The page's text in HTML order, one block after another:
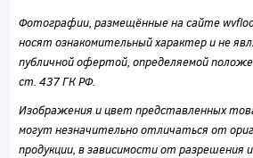
Фотографии, размещённые на сайте
носят ознакомительный характер и не
публичной офертой, определяемой
ст. 437 ГК РФ.
Изображения и цвет представленных
могут незначительно отличаться от
продукции, в зависимости от разрешения и